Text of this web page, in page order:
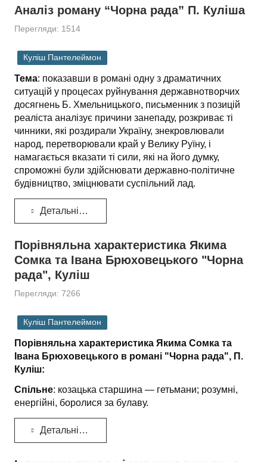
Аналіз роману “Чорна рада” П. Куліша
Перегляди: 1514
Куліш Пантелеймон
Тема: показавши в романі одну з драматичних
ситуацій у процесах руйнування державнотворчих
досягнень Б. Хмельницького, письменник з позицій
реаліста аналізує причини занепаду, розкриває ті
чинники, які роздирали Україну, знекровлювали
народ, перетворювали край у Велику Руїну, і
намагається вказати ті сили, які на його думку,
спроможні були здійснювати державно-політичне
будівництво, зміцнювати суспільний лад.
Детальніше...
Порівняльна характеристика Якима
Сомка та Івана Брюховецького "Чорна
рада", Куліш
Перегляди: 7266
Куліш Пантелеймон
Порівняльна характеристика Якима Сомка та
Івана Брюховецького в романі "Чорна рада", П.
Куліш:
Спільне: козацька старшина — гетьмани; розумні,
енергійні, боролися за булаву.
Детальніше...